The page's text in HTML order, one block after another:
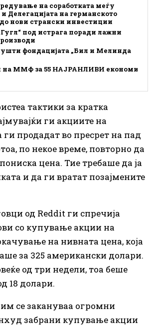
на соработката меѓу
на германското
нови странски инвестиции
под истрага поради лажни
фондацијата „Бил и Мелинда
ММФ за 55 НАЈРАНЛИВИ економии
тактики за кратка
ги акциите на
ги продадат во пресрет на пад
по некое време, повторно да
цена. Тие требаше да ја
и да ги вратат позајмените
од Reddit ги спречија
со купување акции на
на нивната цена, која
за 325 американски долари.
од три недели, тоа беше
18 долари.
се закануваа огромни
забрани купување акции